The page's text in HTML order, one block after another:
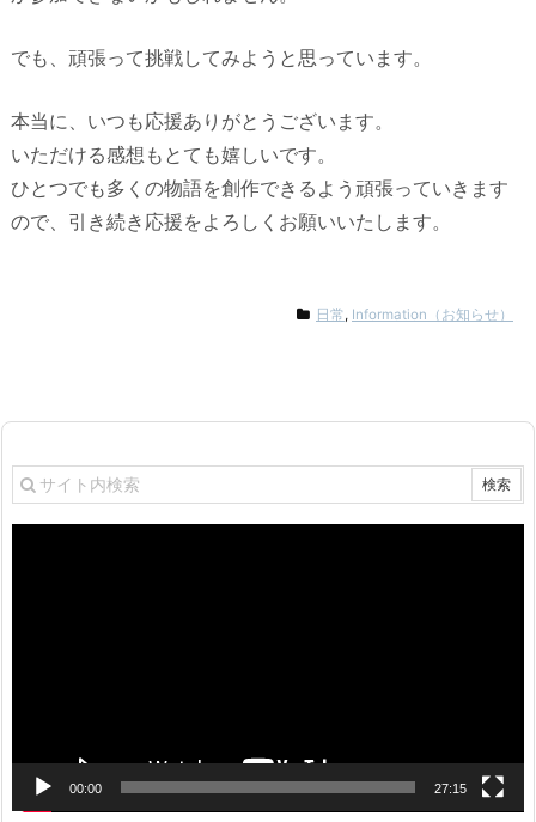
でも、頑張って挑戦してみようと思っています。
本当に、いつも応援ありがとうございます。
いただける感想もとても嬉しいです。
ひとつでも多くの物語を創作できるよう頑張っていきます
ので、引き続き応援をよろしくお願いいたします。
日常, Information（お知らせ）
00:00 27:15